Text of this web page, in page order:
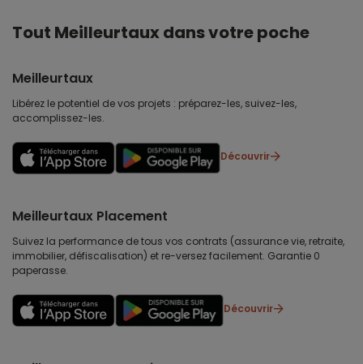
Tout Meilleurtaux dans votre poche
Meilleurtaux
Libérez le potentiel de vos projets : préparez-les, suivez-les,
accomplissez-les.
Découvrir
Meilleurtaux Placement
Suivez la performance de tous vos contrats (assurance vie, retraite,
immobilier, défiscalisation) et re-versez facilement. Garantie 0
paperasse.
Découvrir